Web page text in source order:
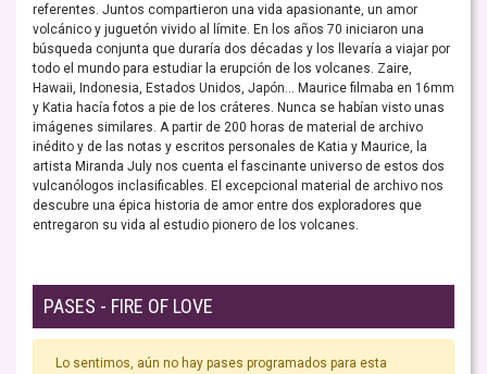
referentes. Juntos compartieron una vida apasionante, un amor
volcánico y juguetón vivido al límite. En los años 70 iniciaron una
búsqueda conjunta que duraría dos décadas y los llevaría a viajar por
todo el mundo para estudiar la erupción de los volcanes. Zaire,
Hawaii, Indonesia, Estados Unidos, Japón... Maurice filmaba en 16mm
y Katia hacía fotos a pie de los cráteres. Nunca se habían visto unas
imágenes similares. A partir de 200 horas de material de archivo
inédito y de las notas y escritos personales de Katia y Maurice, la
artista Miranda July nos cuenta el fascinante universo de estos dos
vulcanólogos inclasificables. El excepcional material de archivo nos
descubre una épica historia de amor entre dos exploradores que
entregaron su vida al estudio pionero de los volcanes.
PASES - FIRE OF LOVE
Lo sentimos, aún no hay pases programados para esta